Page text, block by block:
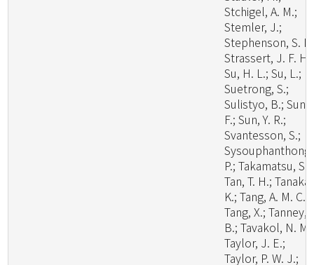
Stchigel, A. M.;
Stemler, J.;
Stephenson, S.
Strassert, J. F. H.;
Su, H. L.; Su, L.;
Suetrong, S.;
Sulistyo, B.; Sun,
F.; Sun, Y. R.;
Svantesson, S.;
Sysouphanthong,
P.; Takamatsu, S.;
Tan, T. H.; Tanaka,
K.; Tang, A. M. C.;
Tang, X.; Tanney,
B.; Tavakol, N. M.;
Taylor, J. E.;
Taylor, P. W. J.;